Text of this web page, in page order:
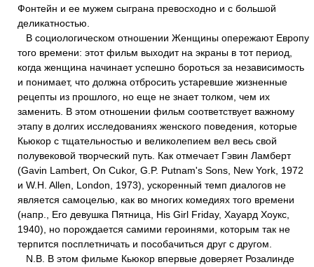
Фонтейн и ее мужем сыграна превосходно и с большой
деликатностью.
В социологическом отношении Женщины опережают Европу
того времени: этот фильм выходит на экраны в тот период,
когда женщина начинает успешно бороться за независимость
и понимает, что должна отбросить устаревшие жизненные
рецепты из прошлого, но еще не знает толком, чем их
заменить. В этом отношении фильм соответствует важному
этапу в долгих исследованиях женского поведения, которые
Кьюкор с тщательностью и великолепием вел весь свой
полувековой творческий путь. Как отмечает Гэвин Ламберт
(Gavin Lambert, On Cukor, G.P. Putnam's Sons, New York, 1972
и W.H. Allen, London, 1973), ускоренный темп диалогов не
является самоцелью, как во многих комедиях того времени
(напр., Его девушка Пятница, His Girl Friday, Хауард Хоукс,
1940), но порождается самими героинями, которым так не
терпится посплетничать и пособачиться друг с другом.
N.В. В этом фильме Кьюкор впервые доверяет Розалинде